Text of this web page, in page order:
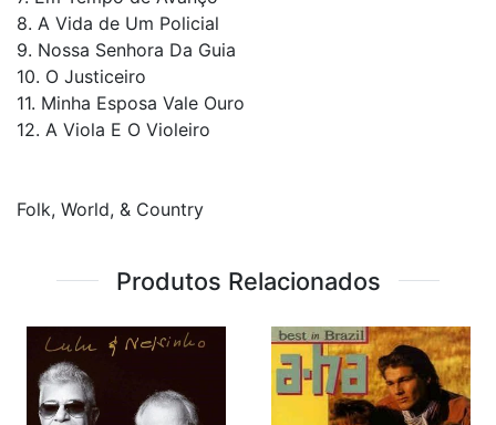
8. A Vida de Um Policial
9. Nossa Senhora Da Guia
10. O Justiceiro
11. Minha Esposa Vale Ouro
12. A Viola E O Violeiro
Folk, World, & Country
Produtos Relacionados